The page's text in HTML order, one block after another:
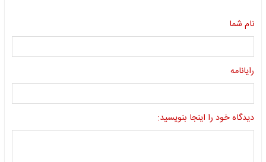
نام شما
رایانامه
دیدگاه خود را اینجا بنویسید: